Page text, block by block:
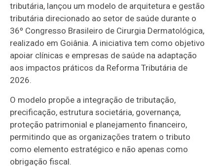
tributária, lançou um modelo de arquitetura e gestão
tributária direcionado ao setor de saúde durante o
36º Congresso Brasileiro de Cirurgia Dermatológica,
realizado em Goiânia. A iniciativa tem como objetivo
apoiar clínicas e empresas de saúde na adaptação
aos impactos práticos da Reforma Tributária de
2026.
O modelo propõe a integração de tributação,
precificação, estrutura societária, governança,
proteção patrimonial e planejamento financeiro,
permitindo que as organizações tratem o tributo
como elemento estratégico e não apenas como
obrigação fiscal.